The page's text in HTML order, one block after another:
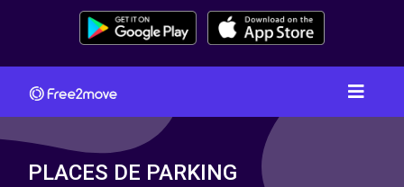
PLACES DE PARKING